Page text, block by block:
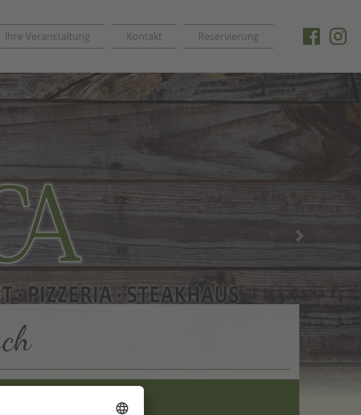
Ihre Veranstaltung Kontakt Reservierung